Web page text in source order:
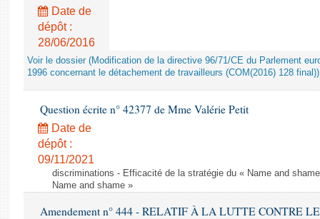
Date de
dépôt :
28/06/2016
Voir le dossier (Modification de la directive 96/71/CE du Parlement
1996 concernant le détachement de travailleurs (COM(2016) 128 final))
Question écrite n° 42377 de Mme Valérie Petit
Date de
dépôt :
09/11/2021
discriminations - Efficacité de la stratégie du « Name and
Name and shame »
Amendement n° 444 - RELATIF À LA LUTTE CONTRE